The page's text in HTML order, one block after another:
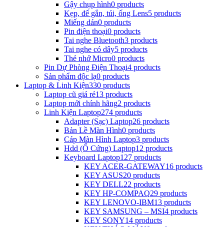
Gậy chụp hình0 products
Kẹp, đế gắn, túi, ống Lens5 products
Miếng dán0 products
Pin điện thoại0 products
Tai nghe Bluetooth3 products
Tai nghe có dây5 products
Thẻ nhớ Micro0 products
Pin Dự Phòng Điện Thoại4 products
Sản phẩm độc lạ0 products
Laptop & Linh Kiện330 products
Laptop cũ giá rẻ13 products
Laptop mới chính hãng2 products
Linh Kiện Laptop274 products
Adapter (Sạc) Laptop26 products
Bản Lề Màn Hình0 products
Cáp Màn Hình Laptop3 products
Hdd (Ổ Cứng) Laptop12 products
Keyboard Laptop127 products
KEY ACER-GATEWAY16 products
KEY ASUS20 products
KEY DELL22 products
KEY HP-COMPAQ29 products
KEY LENOVO-IBM13 products
KEY SAMSUNG – MSI4 products
KEY SONY14 products